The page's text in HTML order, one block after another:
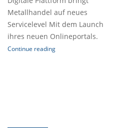
Metallhandel auf neues
Servicelevel Mit dem Launch
ihres neuen Onlineportals.
Continue reading